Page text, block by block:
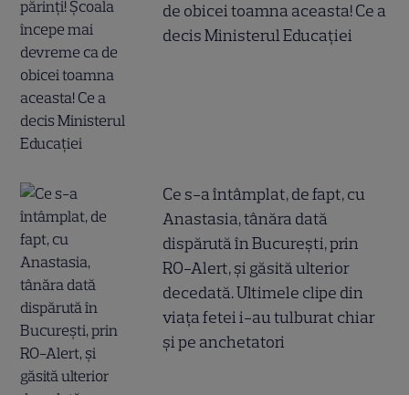
de obicei toamna aceasta! Ce a
decis Ministerul Educației
Ce s-a întâmplat, de fapt, cu
Anastasia, tânăra dată
dispărută în București, prin
RO-Alert, și găsită ulterior
decedată. Ultimele clipe din
viața fetei i-au tulburat chiar
și pe anchetatori